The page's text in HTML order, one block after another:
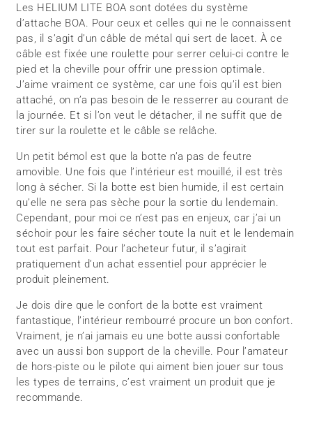
Les HELIUM LITE BOA sont dotées du système
d’attache BOA. Pour ceux et celles qui ne le connaissent
pas, il s’agit d’un câble de métal qui sert de lacet. À ce
câble est fixée une roulette pour serrer celui-ci contre le
pied et la cheville pour offrir une pression optimale.
J’aime vraiment ce système, car une fois qu’il est bien
attaché, on n’a pas besoin de le resserrer au courant de
la journée. Et si l’on veut le détacher, il ne suffit que de
tirer sur la roulette et le câble se relâche.
Un petit bémol est que la botte n’a pas de feutre
amovible. Une fois que l’intérieur est mouillé, il est très
long à sécher. Si la botte est bien humide, il est certain
qu’elle ne sera pas sèche pour la sortie du lendemain.
Cependant, pour moi ce n’est pas en enjeux, car j’ai un
séchoir pour les faire sécher toute la nuit et le lendemain
tout est parfait. Pour l’acheteur futur, il s’agirait
pratiquement d’un achat essentiel pour apprécier le
produit pleinement.
Je dois dire que le confort de la botte est vraiment
fantastique, l’intérieur rembourré procure un bon confort.
Vraiment, je n’ai jamais eu une botte aussi confortable
avec un aussi bon support de la cheville. Pour l’amateur
de hors-piste ou le pilote qui aiment bien jouer sur tous
les types de terrains, c’est vraiment un produit que je
recommande.